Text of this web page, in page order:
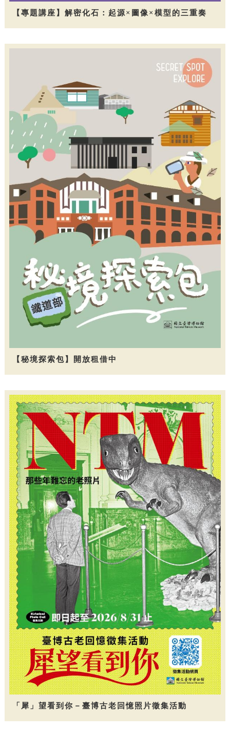
【專題講座】解密化石：起源×圖像×模型的三重奏
【秘境探索包】開放租借中
「犀」望看到你－臺博古老回憶照片徵集活動